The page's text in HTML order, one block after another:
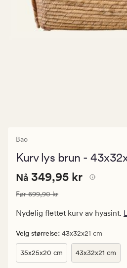
Bao
Kurv lys brun -
Nåværende
349,95
kr.
pris
699,90
kr
Nåværende pris
Nå 349,95 kr
Vanlig pris 699,90 kr
Før699,90 kr
Nydelig flettet kurv av hyasint.
Velg størrelse: 43x32x21 cm
35x25x20 cm 43x32x21 cm